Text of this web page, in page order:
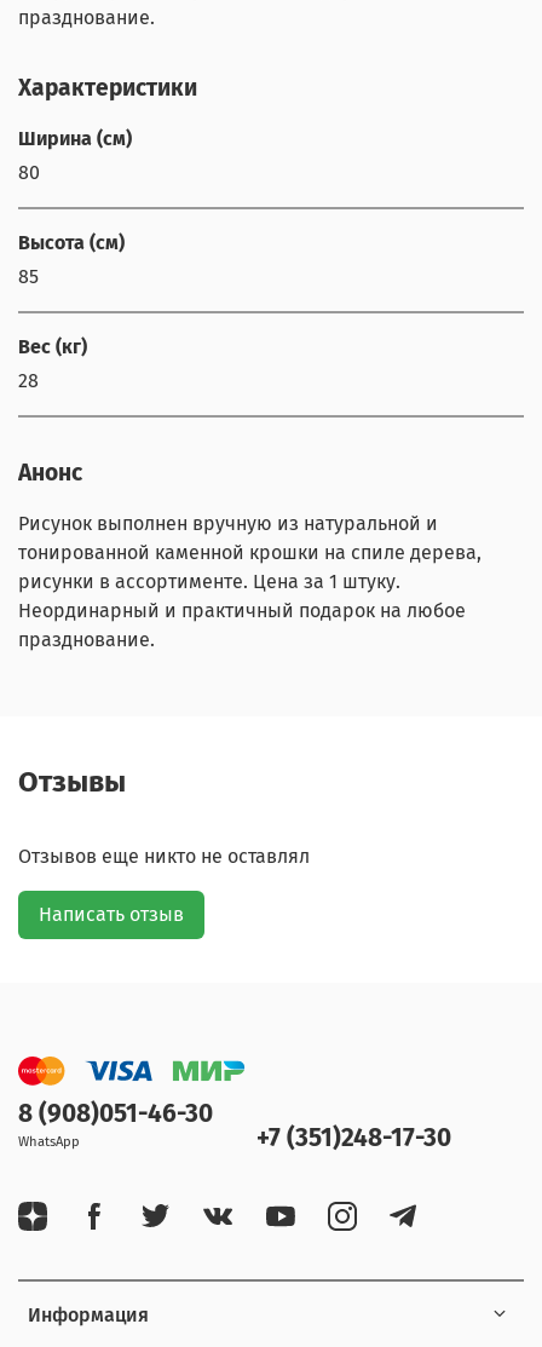
празднование.
Характеристики
Ширина (см)
80
Высота (см)
85
Вес (кг)
28
Анонс
Рисунок выполнен вручную из натуральной и
тонированной каменной крошки на спиле дерева,
рисунки в ассортименте. Цена за 1 штуку.
Неординарный и практичный подарок на любое
празднование.
Отзывы
Отзывов еще никто не оставлял
Написать отзыв
Информация
8 (908)051-46-30
WhatsApp +7 (351)248-17-30